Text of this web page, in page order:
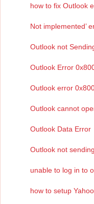
how to fix Outlook
Not implemented’
Outlook not
Outlook Error
Outlook error
Outlook cannot
Outlook Data Error
Outlook not
unable to log in to
how to setup